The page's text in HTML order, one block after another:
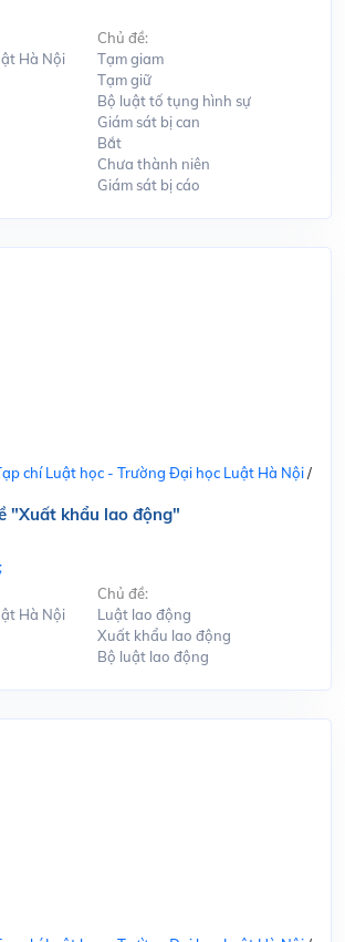
Hà Nội
Chủ đề:
Tạm giam
Tạm giữ
Bộ luật tố tụng hình sự
Giám sát bị can
Bắt
Chưa thành niên
Giám sát bị cáo
chí Luật học - Trường Đại học Luật Hà Nội/
"Xuất khẩu lao động"
Hà Nội
Chủ đề:
Luật lao động
Xuất khẩu lao động
Bộ luật lao động